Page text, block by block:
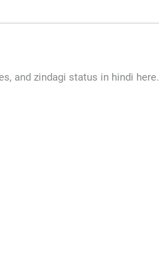
and zindagi status in hindi here.